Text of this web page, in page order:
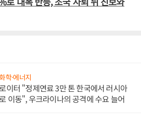
학·에너지
이터 "정제연료 3만 톤 한국에서 러시아
이동", 우크라이나의 공격에 수요 늘어